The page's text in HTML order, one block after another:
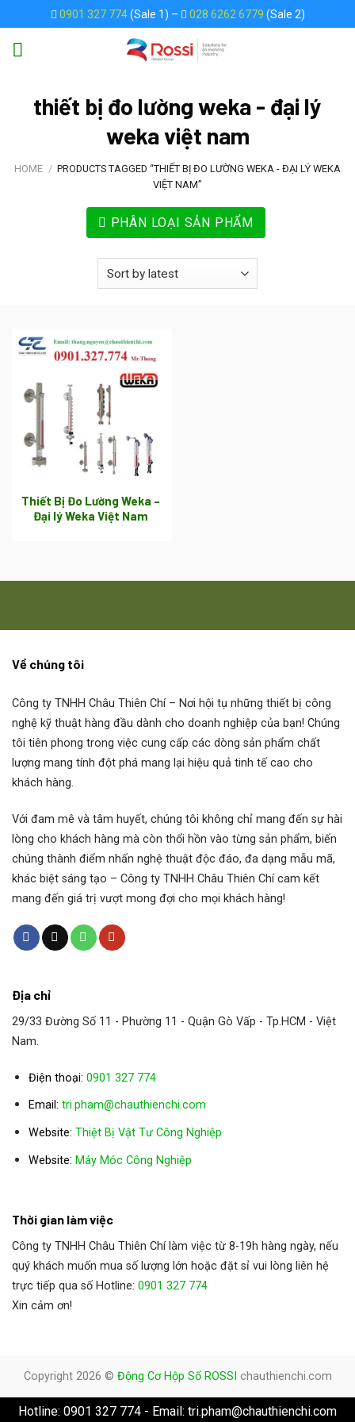
to
content
0901 327 774(Sale 1) – 028 6262 6779 (Sale 2)
thiết bị đo lường weka - đại lý
weka việt nam
HOME / PRODUCTS TAGGED “THIẾT BỊ ĐO LƯỜNG WEKA - ĐẠI LÝ WEKA
VIỆT NAM”
PHÂN LOẠI SẢN PHẨM
Thiết Bị Đo Lường Weka –
Đại lý Weka Việt Nam
Về chúng tôi
Công ty TNHH Châu Thiên Chí– Nơi hội tụ những thiết bị công
nghệ kỹ thuật hàng đầu dành cho doanh nghiệp của bạn! Chúng
tôi tiên phong trong việc cung cấp các dòng sản phẩm chất
lượng mang tính đột phá mang lại hiệu quả tinh tế cao cho
khách hàng.
Với đam mê và tâm huyết, chúng tôi không chỉ mang đến sự hài
lòng cho khách hàng mà còn thổi hồn vào từng sản phẩm, biến
chúng thành điểm nhấn nghệ thuật độc đáo, đa dạng mẫu mã,
khác biệt sáng tạo – Công ty TNHH Châu Thiên Chí cam kết
mang đến giá trị vượt mong đợi cho mọi khách hàng!
Địa chỉ
29/33 Đường Số 11 - Phường 11 - Quận Gò Vấp - Tp.HCM - Việt
Nam.
Điện thoại: 0901 327 774
Email: tri.pham@chauthienchi.com
Website: Thiệt Bị Vật Tư Công Nghiệp
Website: Máy Móc Công Nghiệp
Thời gian làm việc
Công ty TNHH Châu Thiên Chí làm việc từ 8-19h hàng ngày, nếu
quý khách muốn mua số lượng lớn hoặc đặt sỉ vui lòng liên hệ
trực tiếp qua số Hotline: 0901 327 774
Xin cảm ơn!
Copyright 2026 © Động Cơ Hộp Số ROSSI chauthienchi.com
Hotline: 0901 327 774 - Email: tri.pham@chauthienchi.com